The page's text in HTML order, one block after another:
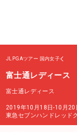
JLPGAツアー 国内女子
富士通レディース
富士通レディース
2019年10月18日-10月20
東急セブンハンドレッド